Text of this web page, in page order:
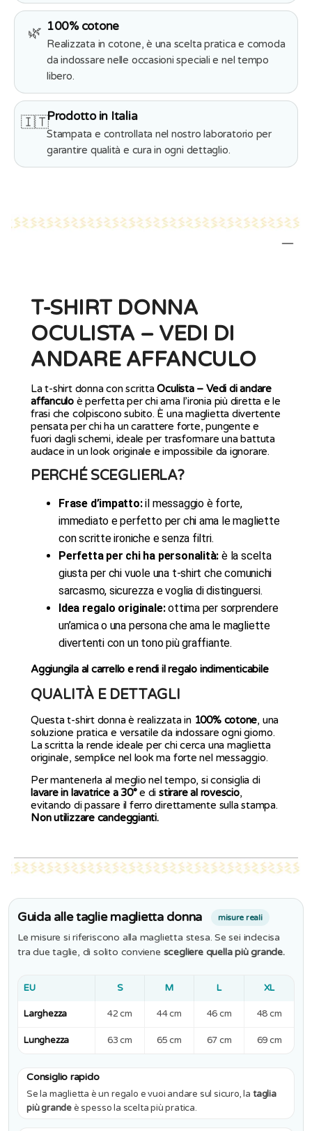
🌿 100% cotone
Realizzata in cotone, è una scelta pratica e comoda
da indossare nelle occasioni speciali e nel tempo
libero.
🇮🇹Prodotto in Italia
Stampata e controllata nel nostro laboratorio per
garantire qualità e cura in ogni dettaglio.
T-SHIRT DONNA
OCULISTA – VEDI DI
ANDARE AFFANCULO
La t-shirt donna con scrittaOculista – Vedi di andare
affanculoè perfetta per chi ama l’ironia più diretta e le
frasi che colpiscono subito. È una maglietta divertente
pensata per chi ha un carattere forte, pungente e
fuori dagli schemi, ideale per trasformare una battuta
audace in un look originale e impossibile da ignorare.
PERCHÉ SCEGLIERLA?
Frase d’impatto:il messaggio è forte,
immediato e perfetto per chi ama le magliette
con scritte ironiche e senza filtri.
Perfetta per chi ha personalità: è la scelta
giusta per chi vuole una t-shirt che comunichi
sarcasmo, sicurezza e voglia di distinguersi.
Idea regalo originale:ottima per sorprendere
un’amica o una persona che ama le magliette
divertenti con un tono più graffiante.
Aggiungila al carrello e rendi il regalo indimenticabile
QUALITÀ E DETTAGLI
Questa t-shirt donna è realizzata in 100% cotone, una
soluzione pratica e versatile da indossare ogni giorno.
La scritta la rende ideale per chi cerca una maglietta
originale, semplice nel look ma forte nel messaggio.
Per mantenerla al meglio nel tempo, si consiglia di
lavare in lavatrice a 30°e distirare al rovescio,
evitando di passare il ferro direttamente sulla stampa.
Non utilizzare candeggianti.
Guida alle taglie maglietta donna misure reali
Le misure si riferiscono alla maglietta stesa. Se sei indecisa
tra due taglie, di solito conviene scegliere quella più grande.
EU S M L XL
Larghezza 42 cm 44 cm 46 cm 48 cm
Lunghezza 63 cm 65 cm 67 cm 69 cm
Consiglio rapido
Se la maglietta è un regalo e vuoi andare sul sicuro, la taglia
più grandeè spesso la scelta più pratica.